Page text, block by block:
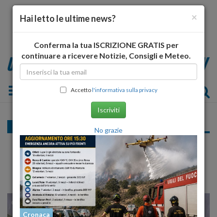
Toggle navigation
"Mio fratello non doveva morire"
Pioggia di denunce, costruttori nel mirino
MILANO 29 38
×
Hai letto le ultime news?
Conferma la tua ISCRIZIONE GRATIS per
continuare a ricevere Notizie, Consigli e Meteo.
Accettol'informativa sulla privacy
Iscriviti
No grazie
Cronaca